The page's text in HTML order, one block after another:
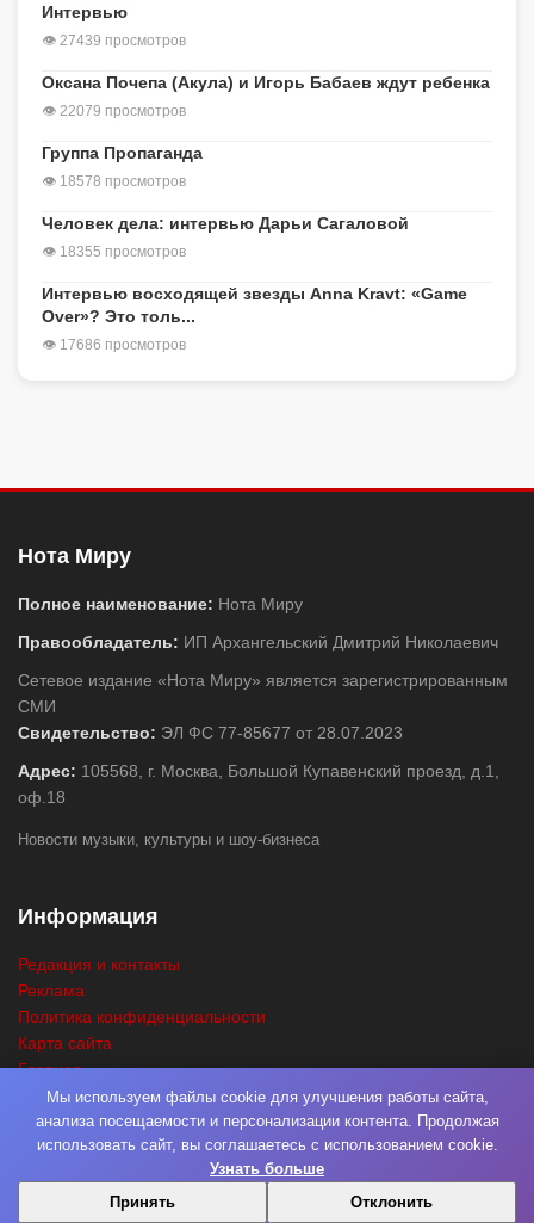
Интервью
👁 27439 просмотров
Оксана Почепа (Акула) и Игорь Бабаев ждут ребенка
👁 22079 просмотров
Группа Пропаганда
👁 18578 просмотров
Человек дела: интервью Дарьи Сагаловой
👁 18355 просмотров
Интервью восходящей звезды Anna Kravt: «Game
Over»? Это толь...
👁 17686 просмотров
Нота Миру
Полное наименование: Нота Миру
Правообладатель: ИП Архангельский Дмитрий Николаевич
Сетевое издание «Нота Миру» является зарегистрированным
СМИ
Свидетельство: ЭЛ ФС 77-85677 от 28.07.2023
Адрес: 105568, г. Москва, Большой Купавенский проезд, д.1,
оф.18
Новости музыки, культуры и шоу-бизнеса
Информация
Редакция и контакты
Реклама
Политика конфиденциальности
Карта сайта
Главная
Поиск
© 2026Нота Миру. РазработкаФабрика Медиа Мьюзик. Все права
Мы используем файлы cookie для улучшения работы сайта,
анализа посещаемости и персонализации контента. Продолжая
использовать сайт, вы соглашаетесь с использованием cookie.
Узнать больше
Принять
Отклонить